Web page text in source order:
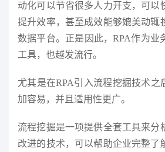
动化可以节省很多人力开支，可以
提升效率，甚至成效能够媲美动辄
数据平台。正是因此，RPA作为业
工具，也越发流行。
尤其是在RPA引入流程挖掘技术之
加容易，并且适用性更广。
流程挖掘是一项提供全套工具来分
改进的技术，可以帮助企业完整了